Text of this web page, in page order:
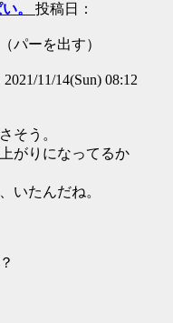
。 投稿日：
パーを出す）
11/14(Sun) 08:12
そう。
がりになってるか
いたんだね。